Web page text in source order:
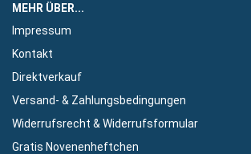
MEHR ÜBER...
Impressum
Kontakt
Direktverkauf
Versand- & Zahlungsbedingungen
Widerrufsrecht & Widerrufsformular
Gratis Novenenheftchen